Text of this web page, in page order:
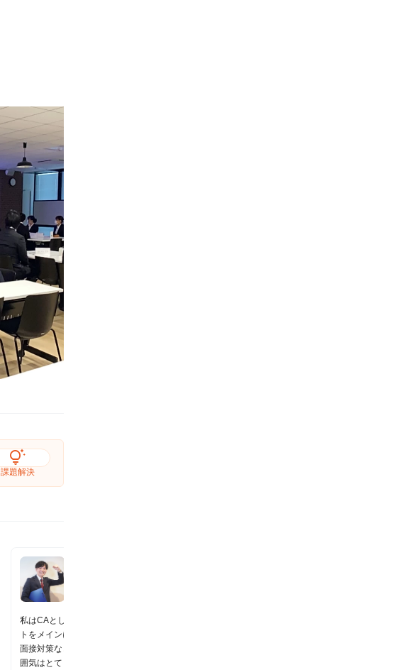
tips_and_updates
課題解決
私はCAとして就活をしている学生さんのサポー
トをメインに行っています。主にはESの添削や
面接対策などを1対1で行います。オフィスの雰
囲気はとてもアットホームでメリハリを持って